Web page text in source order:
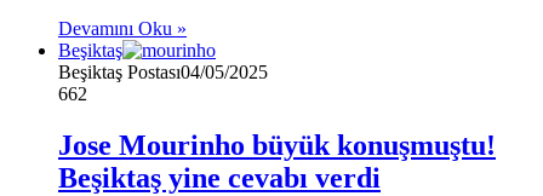
Devamını Oku »
Beşiktaş
Beşiktaş Postası04/05/2025
662
Jose Mourinho büyük konuşmuştu!
Beşiktaş yine cevabı verdi